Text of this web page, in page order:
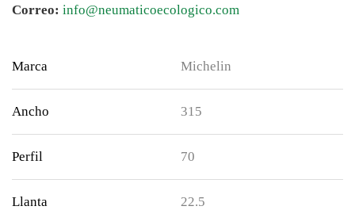
Correo: info@neumaticoecologico.com
Marca Michelin
Ancho 315
Perfil 70
Llanta 22.5